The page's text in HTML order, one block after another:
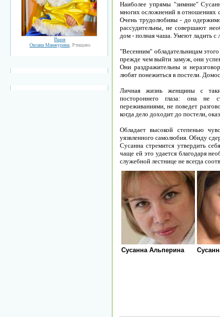
Ваня
Оксана Манжурина, Ртищево
Наиболее упрямы "зимние"
многих осложнений в отношениях
Очень трудолюбивы - до
рассудительны, не совершают
дом - полная чаша. Умеют ладить с
"Весенним" обладательницам
прежде чем выйти замуж, они
Они раздражительны и
любят понежиться в постели.
Личная жизнь женщины с
постороннего глаза: она не
переживаниями, не поведет
когда дело доходит до постели,
Обладает высокой степенью
уязвленного самолюбия. Обиду
Сусанна стремится утвердить
чаще ей это удается благодаря
служебной лестнице не всегда
Сусанна Альперина